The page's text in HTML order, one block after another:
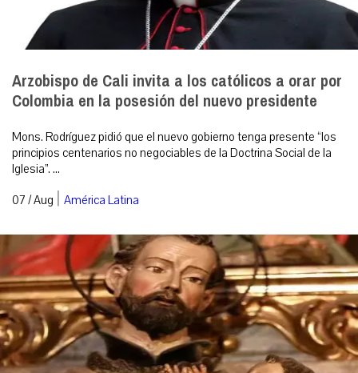
Arzobispo de Cali invita a los católicos a orar por
Colombia en la posesión del nuevo presidente
Mons. Rodríguez pidió que el nuevo gobierno tenga presente “los
principios centenarios no negociables de la Doctrina Social de la
Iglesia”. ...
07 / Aug | América Latina